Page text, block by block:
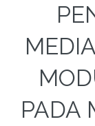
PADA